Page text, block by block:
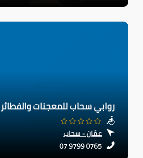
روابي سحاب للمعجنات والفطائر
عمّان - سحاب
07 9799 0765